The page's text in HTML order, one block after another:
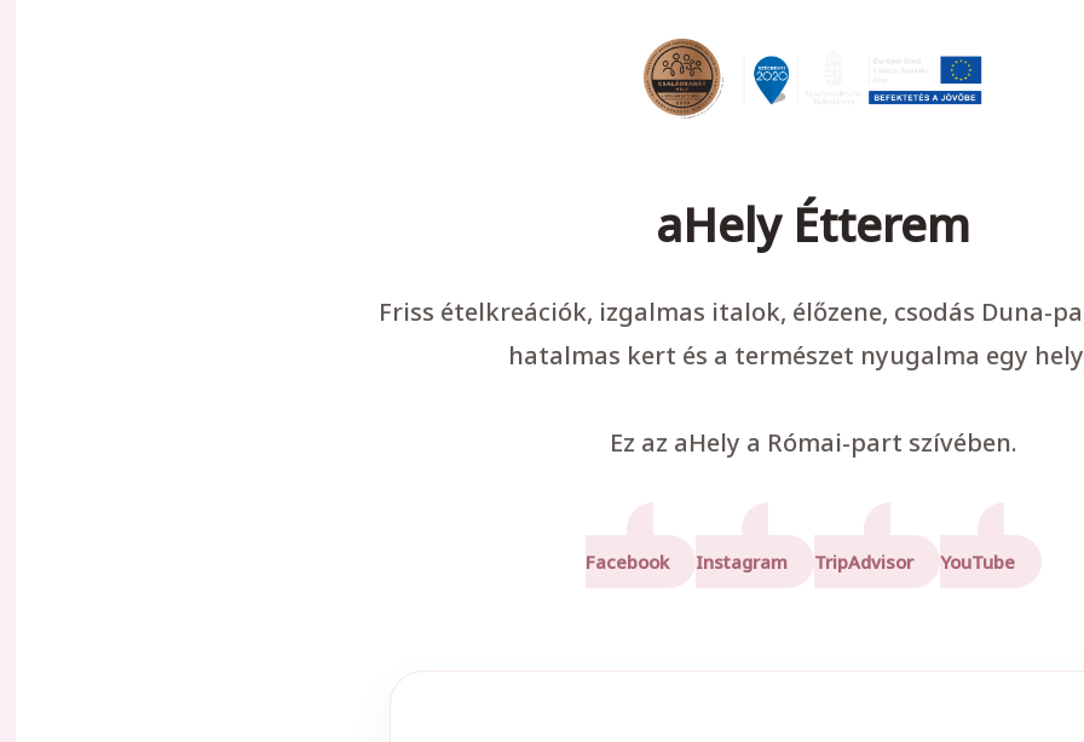
aHely Étterem
Friss ételkreációk, izgalmas italok, élőzene, csodás Duna-
hatalmas kert és a természet nyugalma egy
Ez az aHely a Római-part szívében.
Facebook Instagram TripAdvisor YouTube